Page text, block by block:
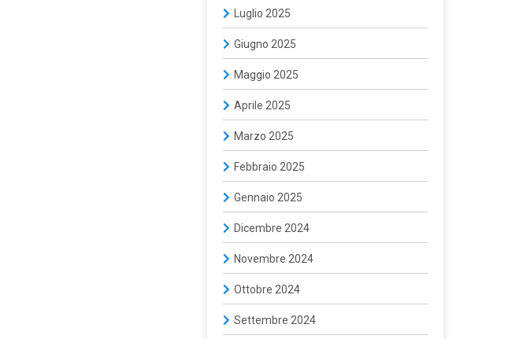
Luglio 2025
Giugno 2025
Maggio 2025
Aprile 2025
Marzo 2025
Febbraio 2025
Gennaio 2025
Dicembre 2024
Novembre 2024
Ottobre 2024
Settembre 2024